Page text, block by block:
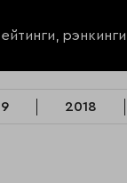
рэнкинги
2018